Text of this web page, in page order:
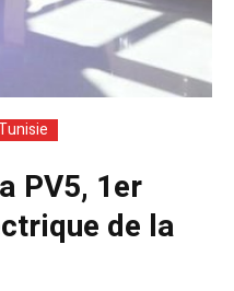
PV5, 1er
de la